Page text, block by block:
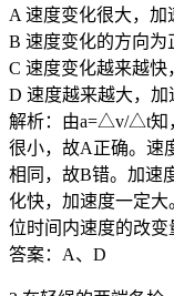
A 速度变化很大，加
B 速度变化的方向为
C 速度变化越来越
D 速度越来越大，加
解析：由a=△v/△t知
很小，故A正确。速
相同，故B错。加速
化快，加速度一定
位时间内速度的改变
答案：A、D